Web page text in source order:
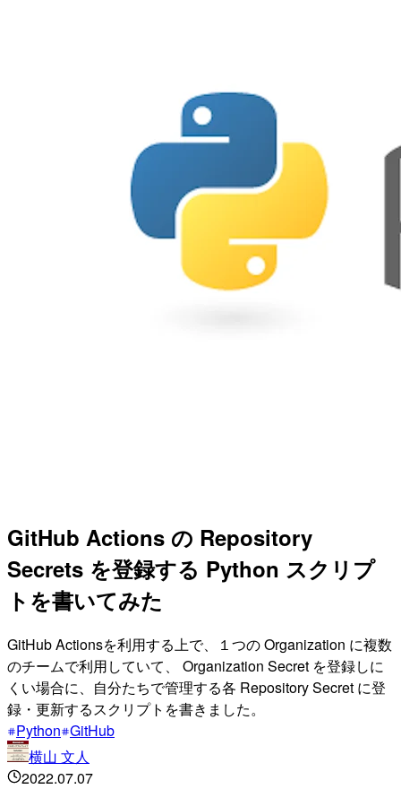
GitHub Actions の Repository
Secrets を登録する Python スクリプ
トを書いてみた
GitHub Actionsを利用する上で、１つの Organization に複数
のチームで利用していて、 Organization Secret を登録しに
くい場合に、自分たちで管理する各 Repository Secret に登
録・更新するスクリプトを書きました。
Python GitHub
横山 文人
2022.07.07